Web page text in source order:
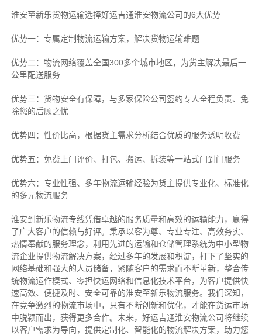
淮安至新乐货物运输选择好运吉通淮安物流公司的6大优势
优势一：专属定制物流运输方案，解决货物运输难题
优势二：物流网络覆盖全国300多个城市地区，为货主解决最后一
公里配送服务
优势三：货物安全有保障，与多家保险公司签约专人全程负责、免
除您的后顾之忧
优势四：性价比高，根据货主需求分析结合优质的服务透明收费
优势五：免费上门评价、打包、搬运、拆装等一站式门到门服务
优势六：专业性强、多年物流运输经验为货主提供专业化、标准化
的多元物流服务
淮安到新乐物流专线凭借卓越的服务质量和高效的运输能力，赢得
了广大客户的信赖与好评。 秉承以客为尊、专业专注、高效务实、
热情奉献的服务理念，利用先进的运输和仓储管理系统为中小型物
流企业提供物流解决方案，经过多年的发展和积淀，打下了坚实的
网络基础和强大的人员储备，紧随客户的需求而不断革新，整合传
统物流运作模式、零担快运网络和信息化技术平台，为客户提供快
速高效、便捷及时、安全可靠的淮安至新乐物流服务。 我们深知，
在竞争激烈的物流市场中，只有不断创新和优化，才能在货运市场
中脱颖而出，获得更多合作。 未来，好运吉通淮安物流公司将继续
以客户需求为导向，提供定制化、智能化的物流解决方案，助力您